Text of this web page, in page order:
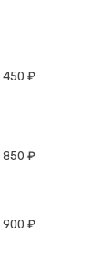
450 ₽
850 ₽
900 ₽